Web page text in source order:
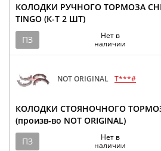
КОЛОДКИ РУЧНОГО ТОРМОЗА
TINGO (К-Т 2 ШТ)
ПЗ
Нет в
наличии
NOT ORIGINAL T***#
КОЛОДКИ СТОЯНОЧНОГО
(произв-во NOT ORIGINAL)
ПЗ
Нет в
наличии